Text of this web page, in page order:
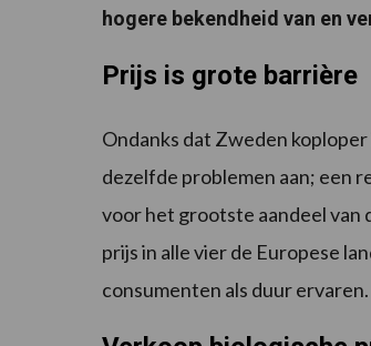
hogere bekendheid van en
Prijs is grote barrière
Ondanks dat Zweden
dezelfde problemen aan; een
voor het grootste aandeel van
prijs in alle vier de Europese
consumenten als duur